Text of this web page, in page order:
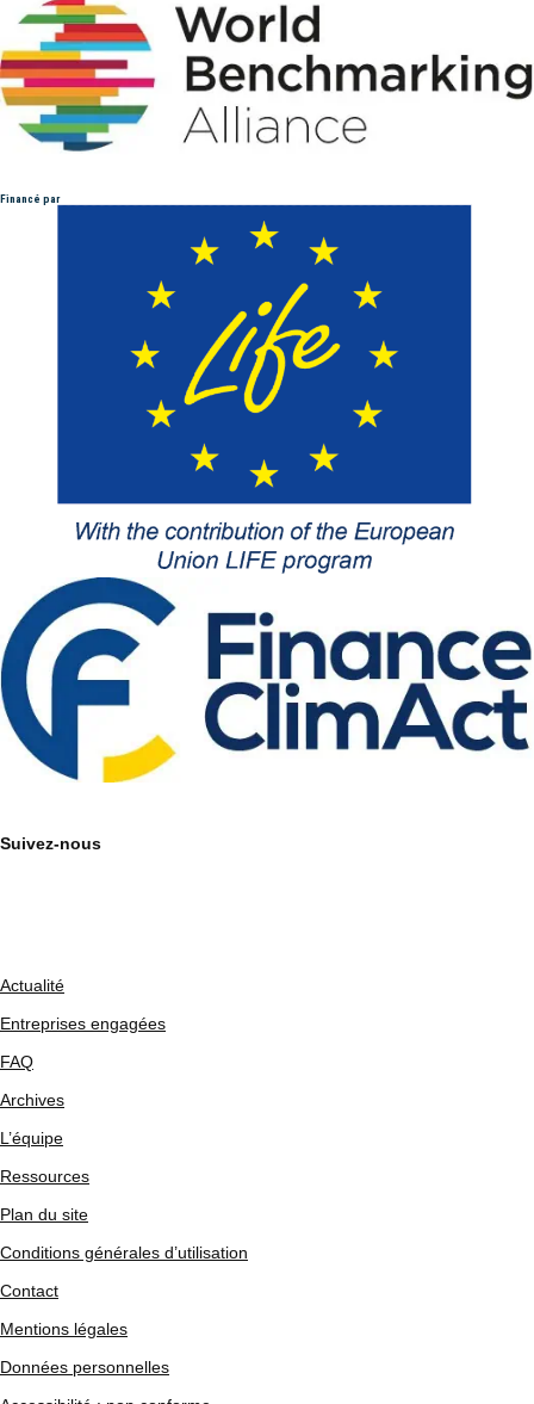
Financé par
Suivez-nous
Actualité
Entreprises engagées
FAQ
Archives
L’équipe
Ressources
Plan du site
Conditions générales d’utilisation
Contact
Mentions légales
Données personnelles